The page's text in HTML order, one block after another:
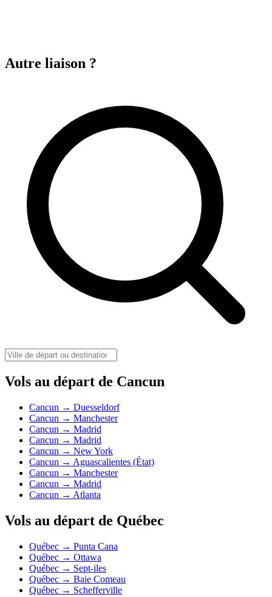
Autre liaison ?
Vols au départ de Cancun
Cancun → Duesseldorf
Cancun → Manchester
Cancun → Madrid
Cancun → Madrid
Cancun → New York
Cancun → Aguascalientes (État)
Cancun → Manchester
Cancun → Madrid
Cancun → Atlanta
Vols au départ de Québec
Québec → Punta Cana
Québec → Ottawa
Québec → Sept-iles
Québec → Baie Comeau
Québec → Schefferville